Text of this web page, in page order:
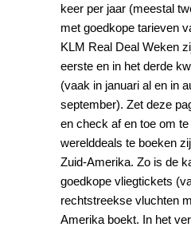
keer per jaar (meestal
met goedkope tarieven
KLM Real Deal Weken
eerste en in het derde
(vaak in januari al en in
september). Zet deze
en check af en toe om
werelddeals te boeken
Zuid-Amerika. Zo is de
goedkope vliegtickets
rechtstreekse vluchten
Amerika boekt. In het